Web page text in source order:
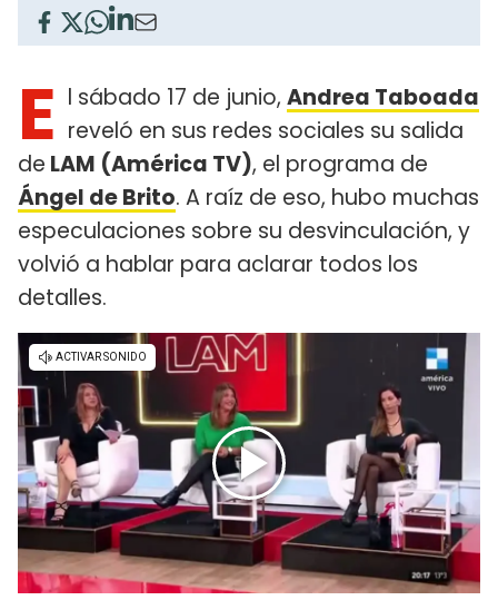
E l sábado 17 de junio, Andrea Taboada
reveló en sus redes sociales su salida
de LAM (América TV), el programa de
Ángel de Brito. A raíz de eso, hubo muchas
especulaciones sobre su desvinculación, y
volvió a hablar para aclarar todos los
detalles.